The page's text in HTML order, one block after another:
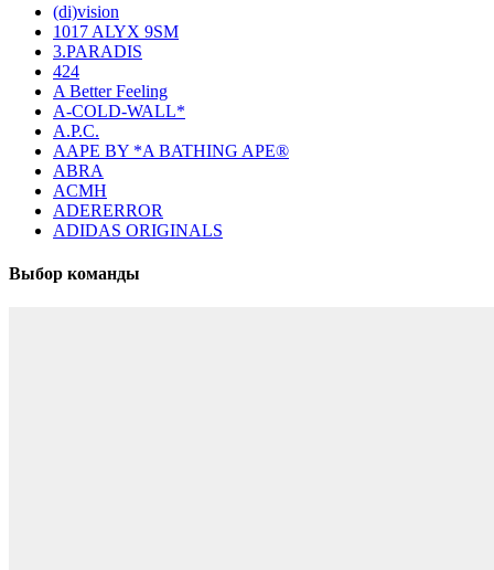
(di)vision
1017 ALYX 9SM
3.PARADIS
424
A Better Feeling
A-COLD-WALL*
A.P.C.
AAPE BY *A BATHING APE®
ABRA
ACMH
ADERERROR
ADIDAS ORIGINALS
Выбор команды